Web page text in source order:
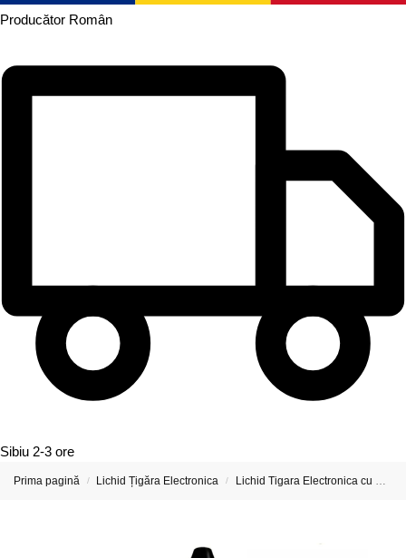
Producător Român
Sibiu 2-3 ore
Prima pagină / Lichid Țigăra Electronica / Lichid Tigara Electronica cu Nicotina